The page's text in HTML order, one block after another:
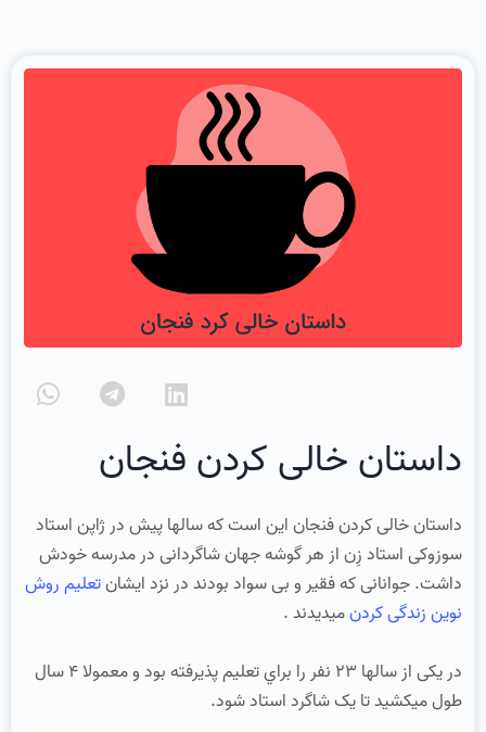
داستان خالی کردن فنجان
داستان خالی کردن فنجان این است که سالها پیش در ژاپن استاد
سوزوکی استاد زِن از هر گوشه جهان شاگردانی در مدرسه خودش
داشت. جوانانی که فقیر و بی سواد بودند در نزد ایشانتعلیم روش
نوین زندگی کردنمیدیدند .
در یکی از سالها 23 نفر را براي تعلیم پذیرفته بود و معمولا 4 سال
طول میکشید تا یک شاگرد استاد شود.